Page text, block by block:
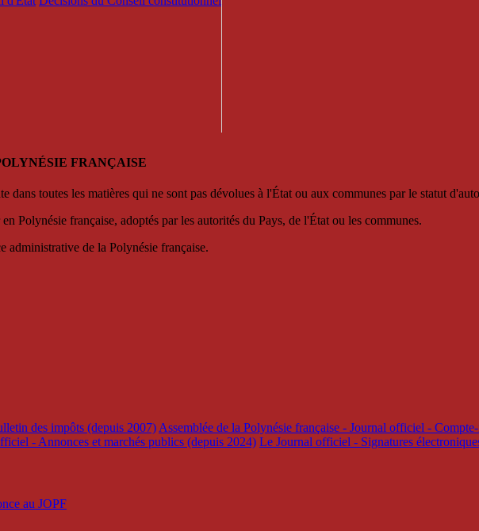
FRANÇAISE
dans toutes les matières qui ne sont pas dévolues à l'État ou aux communes par le statut
Polynésie française, adoptés par les autorités du Pays, de l'État ou les communes.
administrative de la Polynésie française.
des impôts (depuis 2007) Assemblée de la Polynésie française - Journal officiel -
- Annonces et marchés publics (depuis 2024) Le Journal officiel - Signatures
au JOPF